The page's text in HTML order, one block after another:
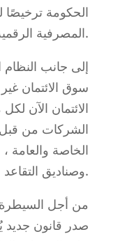
الحكومة
المصرفية الرقمية.
إلى جانب
سوق الائتمان
الائتمان الآن
الشركات من
الخاصة والعامة
وصناديق التقاعد وشركات التأمين.
من أجل السيطرة
صدر قانون جديد